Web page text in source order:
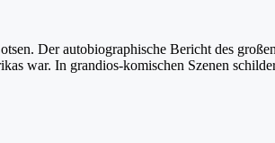
Der autobiographische Bericht des
war. In grandios-komischen Szenen